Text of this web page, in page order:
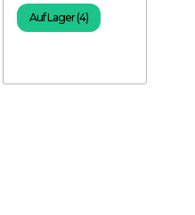
Auf Lager (4)